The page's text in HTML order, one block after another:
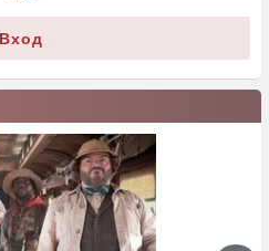
Вход